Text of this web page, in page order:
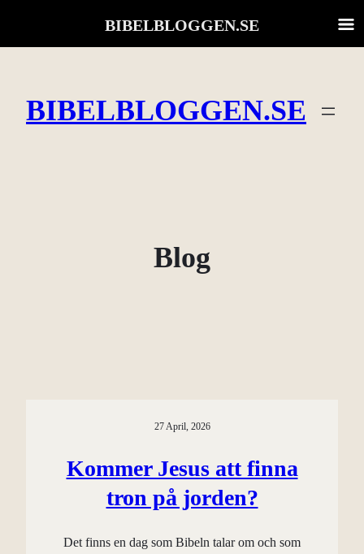
content
BIBELBLOGGEN.SE
Blog
27 April, 2026
Kommer Jesus att finna
tron på jorden?
Det finns en dag som Bibeln talar om och som
BIBELBLOGGEN.SE